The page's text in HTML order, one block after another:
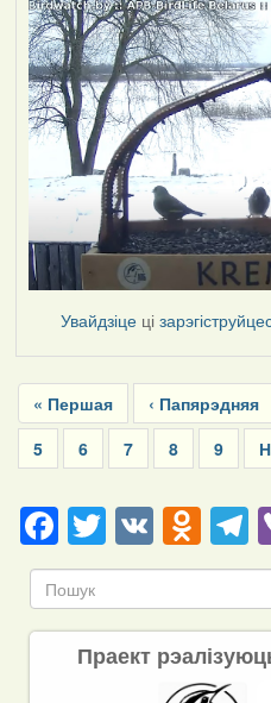
Увайдзіце ці
Pagination
First
page
« Першая
Previous
page
‹ Папярэдняя
Page
5 Page
6 Page
7 Page
8 Page
9
Facebook
Twitter
VK
Праект